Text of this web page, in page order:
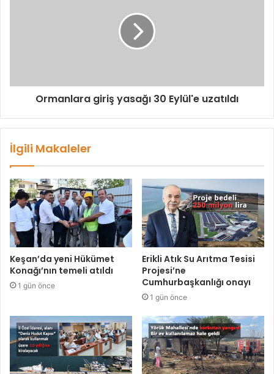
Ormanlara giriş yasağı 30 Eylül'e uzatıldı
İlgili Makaleler
Keşan’da yeni Hükümet
Konağı’nın temeli atıldı
1 gün önce
Erikli Atık Su Arıtma Tesisi
Projesi’ne
Cumhurbaşkanlığı onayı
1 gün önce